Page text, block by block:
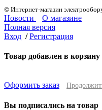
© Интернет-магазин
Новости
О магазине
Полная версия
Вход / Регистрация
Товар добавлен в корзину
Оформить заказ
Вы подписались на товар